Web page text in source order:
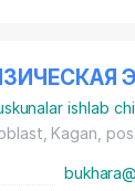
ishlab
Kagan,